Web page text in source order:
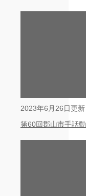
2023年6月26日更新
第60回郡山市手話